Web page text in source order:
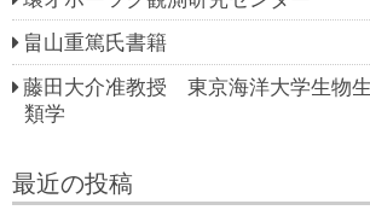
畠山重篤氏書籍
藤田大介准教授 東京海洋大学生物
類学
最近の投稿